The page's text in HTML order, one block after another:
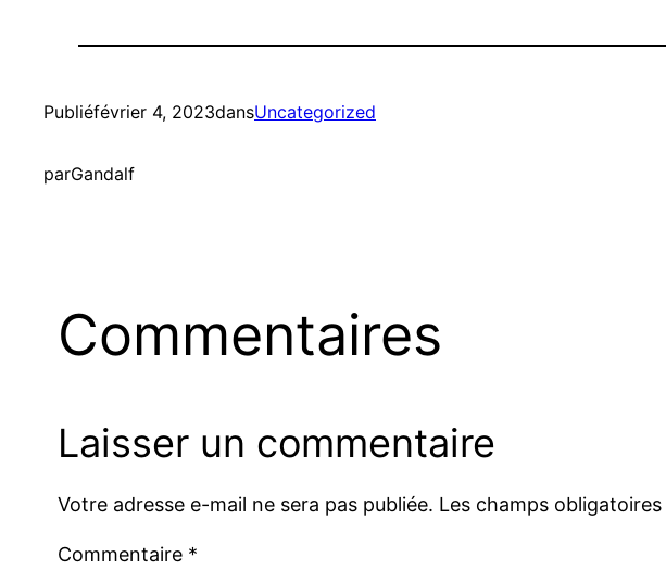
Publiéfévrier 4, 2023dansUncategorized
parGandalf
Commentaires
Laisser un commentaire
Votre adresse e-mail ne sera pas publiée. Les champs
Commentaire *